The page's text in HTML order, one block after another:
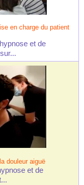
en charge du patient
et de
douleur aiguë
et de